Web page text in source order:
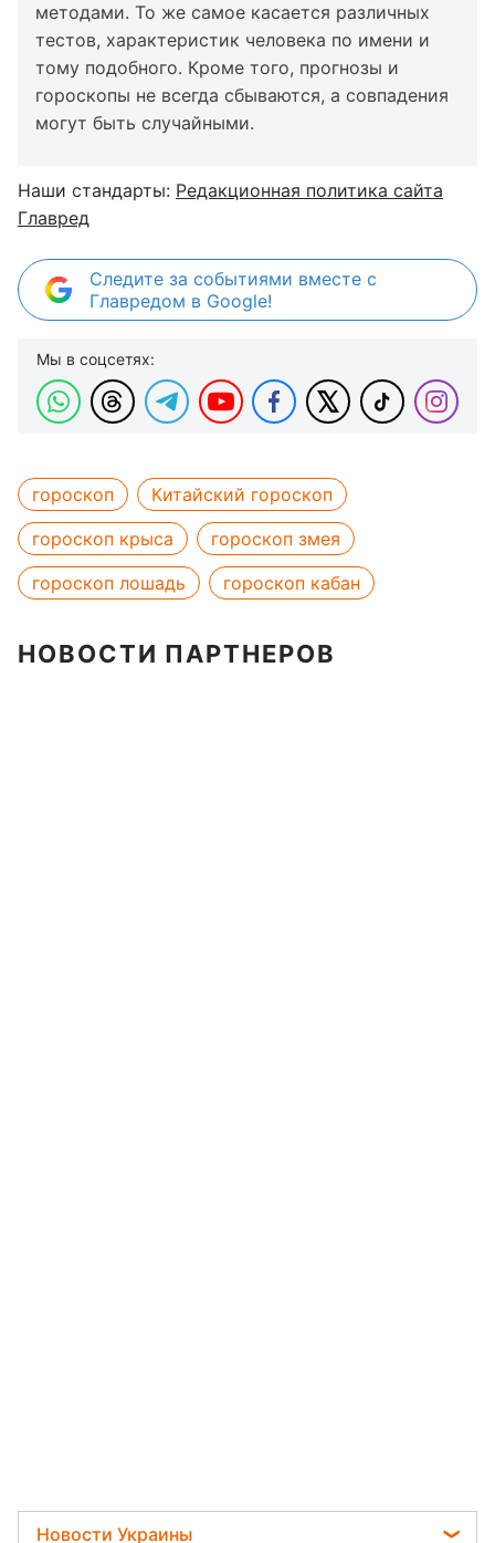
методами. То же самое касается различных
тестов, характеристик человека по имени и
тому подобного. Кроме того, прогнозы и
гороскопы не всегда сбываются, а совпадения
могут быть случайными.
Наши стандарты: Редакционная политика сайта
Главред
Следите за событиями вместе с
Главредом в Google!
Мы в соцсетях:
гороскоп
Китайский гороскоп
гороскоп крыса
гороскоп змея
гороскоп лошадь
гороскоп кабан
НОВОСТИ ПАРТНЕРОВ
Новости Украины